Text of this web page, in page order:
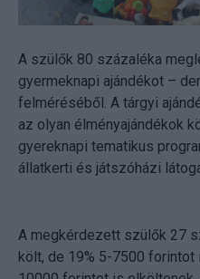
A szülők 80 százaléka
gyermeknapi ajándékot –
felméréséből. A tárgyi
az olyan élményajándékok
gyereknapi tematikus
állatkerti és játszóházi
A megkérdezett szülők 27
költ, de 19% 5-7500 forintot